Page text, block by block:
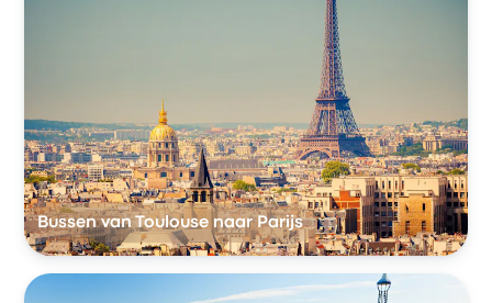
Bussen van Toulouse naar Parijs